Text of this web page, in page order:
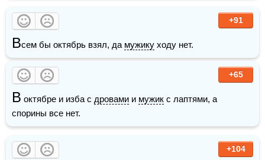
+91
Всем бы октябрь взял, да мужику ходу нет.
+65
В октябре и изба с дровами и мужик с лаптями, а
спорины все нет.
+104